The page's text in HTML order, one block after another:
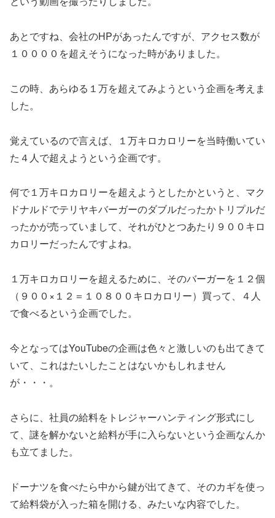
あとですね、会社のHPがあったんですが、アクセス数が
１００００を超えそうになった時がありました。
この時、あらゆる１万を超えてみようという企画を考えま
した。
覚えているので言えば、１万キロカロリーを当時働いてい
た４人で超えようという企画です。
何で１万キロカロリーを超えようとしたかというと、マク
ドナルドでテリヤキバーガーのダブルだったかトリプルだ
ったかが売っていまして、それがひとつあたり９００キロ
カロリーだったんですよね。
１万キロカロリーを超えるために、そのバーガーを１２個
（９００×１２＝１０８００キロカロリー）買って、４人
で食べるという企画でした。
今となってはYouTubeの企画は色々と激しいのも出てきて
いて、これはたいしたことはないかもしれません
が・・・。
さらに、社員の給料をトレジャーハンティング形式にし
て、謎を解かないと給料が手に入らないという企画なんか
も立てました。
ドーナツを食べたら中から鍵が出てきて、そのカギを使っ
て給料袋が入った箱を開ける、みたいな内容でした。